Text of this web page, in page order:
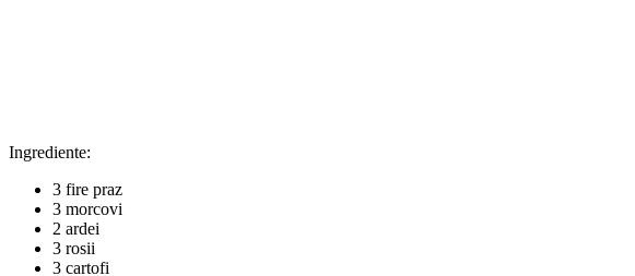
Ingrediente:
3 fire praz
3 morcovi
2 ardei
3 rosii
3 cartofi